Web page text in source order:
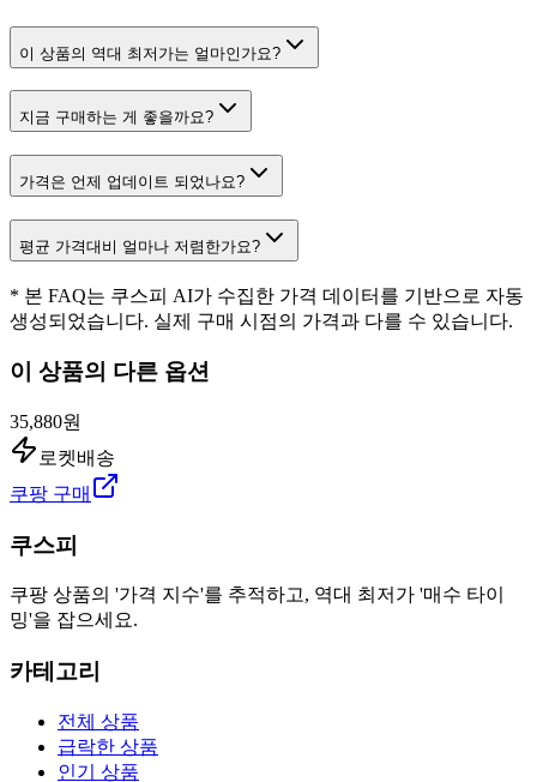
이 상품의 역대 최저가는 얼마인가요?
지금 구매하는 게 좋을까요?
가격은 언제 업데이트 되었나요?
평균 가격대비 얼마나 저렴한가요?
* 본 FAQ는 쿠스피 AI가 수집한 가격 데이터를 기반으로 자동
생성되었습니다. 실제 구매 시점의 가격과 다를 수 있습니다.
이 상품의 다른 옵션
35,880원
로켓배송
쿠팡 구매
쿠스피
쿠팡 상품의 '가격 지수'를 추적하고, 역대 최저가 '매수 타이
밍'을 잡으세요.
카테고리
전체 상품
급락한 상품
인기 상품